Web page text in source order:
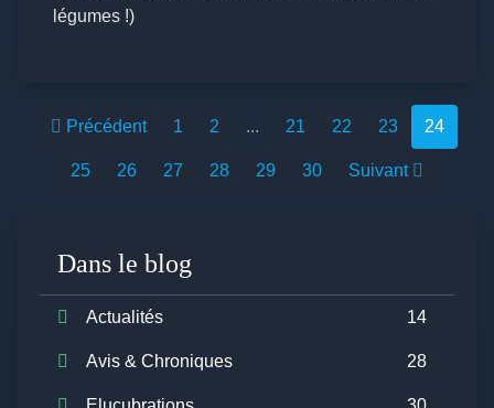
légumes !)
Précédent 1 2 ... 21 22 23 24
25 26 27 28 29 30 Suivant
Dans le blog
Actualités 14
Avis & Chroniques 28